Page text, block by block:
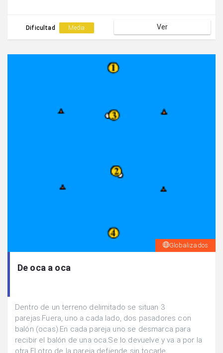
Dificultad Media Ver
Globalizados
De oca a oca
Dentro de un terreno delimitado se situan 3
parejas.Fuera, uno a cada lado, dos pasadores con
balón (ocas).En cada pareja uno se desmarca para
recibir el balón de una oca.Se lo devuelve y va a por la
otra.El otro de la pareja defiende sin tocarle.